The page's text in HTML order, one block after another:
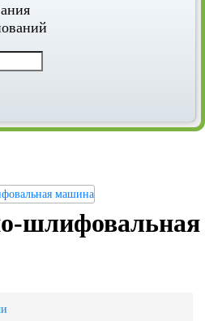
машина
шлифовальная